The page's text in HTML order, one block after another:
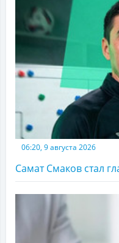
06:20, 9 августа 2026
Самат Смаков стал